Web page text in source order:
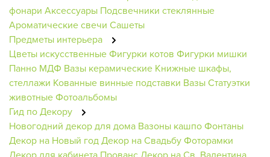
фонари Аксессуары Подсвечники стеклянные
Ароматические свечи Сашеты
Предметы интерьера
Цветы искусственныеФигурки котов Фигурки мишки
Панно МДФ Вазы керамические Книжные шкафы,
стеллажи Кованные винные подставки ВазыСтатуэтки
животныеФотоальбомы
Гид по Декору
Новогодний декор для дома Вазоны кашпоФонтаны
Декор на Новый годДекор на СвадьбуФоторамки